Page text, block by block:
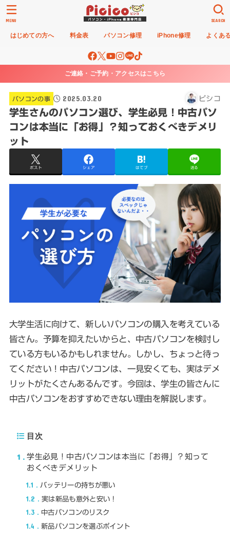
はじめての方へ 料金表 パソコン修理 iPhone修理 よくあ
SEARCH
MENU
ご連絡・ご予約・アクセスはこちら
パソコンの事 2025.03.20 ピシコ
学生さんのパソコン選び、学生必見！中古パソ
コンは本当に「お得」？知っておくべきデメリ
ット
ポスト シェア はてブ 送る
大学生活に向けて、新しいパソコンの購入を考えている
皆さん。予算を抑えたいからと、中古パソコンを検討し
ている方もいるかもしれません。しかし、ちょっと待っ
てください！中古パソコンは、一見安くても、実はデメ
リットがたくさんあるんです。今回は、学生の皆さんに
中古パソコンをおすすめできない理由を解説します。
目次
1
学生必見！中古パソコンは本当に「お得」？知って
おくべきデメリット
1.1 バッテリーの持ちが悪い
1.2 実は新品も意外と安い！
1.3 中古パソコンのリスク
1.4 新品パソコンを選ぶポイント